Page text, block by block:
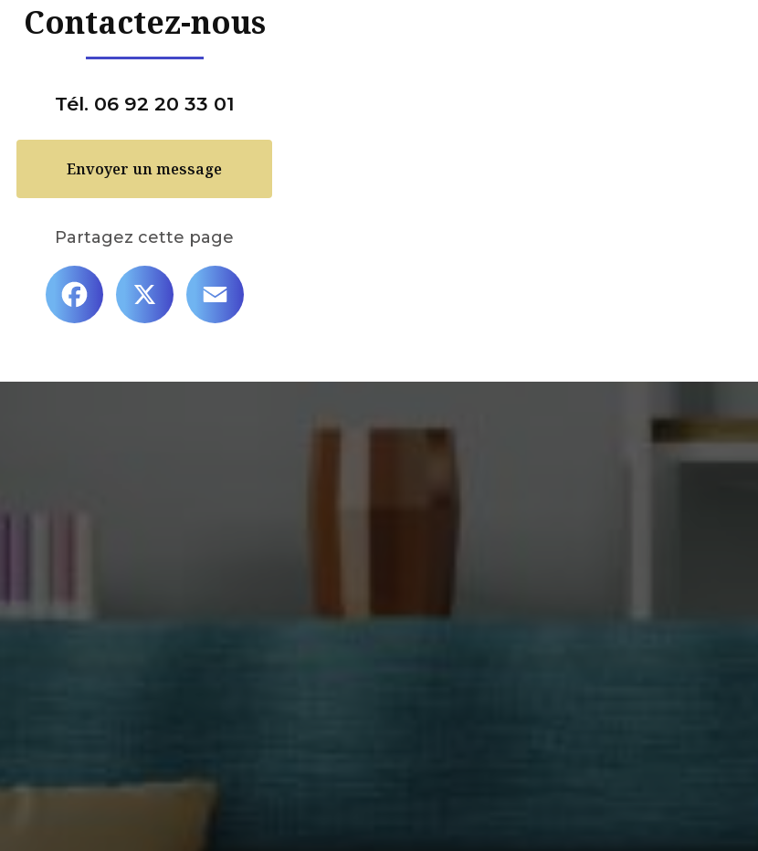
Contactez-nous
Tél. 06 92 20 33 01
Envoyer un message
Partagez cette page
Facebook